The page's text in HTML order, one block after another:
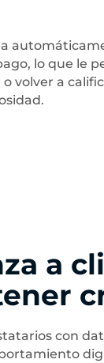
lo que le
volver a
a
con